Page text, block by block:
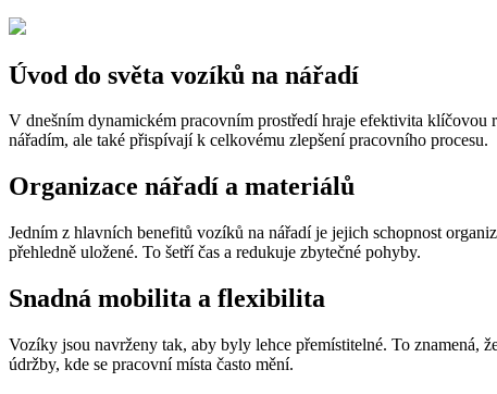
Úvod do světa vozíků na nářadí
V dnešním dynamickém pracovním prostředí hraje efektivita
nářadím, ale také přispívají k celkovému zlepšení pracovního procesu.
Organizace nářadí a materiálů
Jedním z hlavních benefitů vozíků na nářadí je jejich schopnost
přehledně uložené. To šetří čas a redukuje zbytečné pohyby.
Snadná mobilita a flexibilita
Vozíky jsou navrženy tak, aby byly lehce přemístitelné. To znamená,
údržby, kde se pracovní místa často mění.